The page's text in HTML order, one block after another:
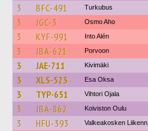
3 BFC-491 Turkubus
3 JGC-3 Osmo Aho
3 KYF-991 Into Alén
3 JBA-621 Porvoon
3 JAE-711 Kivimäki
3 XLS-523 Esa Oksa
3 TYP-651 Vihtori Ojala
3 JBA-862 Koiviston Oulu
3 HFU-393 Valkeakosken Liikenn